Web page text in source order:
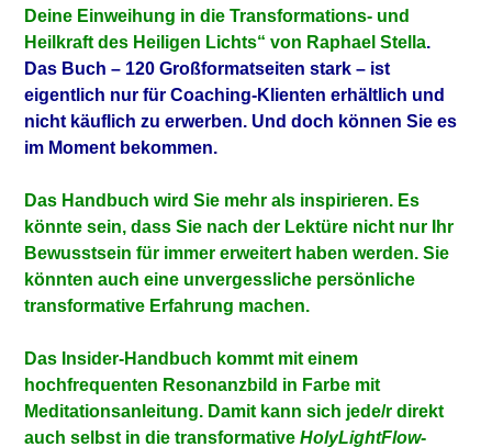
Deine Einweihung in die Transformations- und
Heilkraft des Heiligen Lichts“ von Raphael Stella.
Das Buch – 120 Großformatseiten stark – ist
eigentlich nur für Coaching-Klienten erhältlich und
nicht käuflich zu erwerben. Und doch können Sie es
im Moment bekommen.
Das Handbuch wird Sie mehr als inspirieren. Es
könnte sein, dass Sie nach der Lektüre nicht nur Ihr
Bewusstsein für immer erweitert haben werden. Sie
könnten auch eine unvergessliche persönliche
transformative Erfahrung machen.
Das Insider-Handbuch kommt mit einem
hochfrequenten Resonanzbild in Farbe mit
Meditationsanleitung. Damit kann sich jede/r direkt
auch selbst in die transformativeHolyLightFlow-